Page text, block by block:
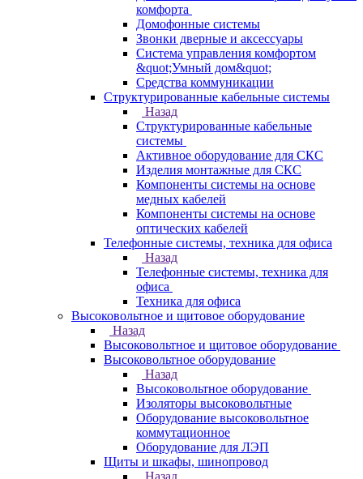
комфорта
Домофонные системы
Звонки дверные и аксессуары
Система управления комфортом
&quot;Умный дом&quot;
Средства коммуникации
Структурированные кабельные системы
Назад
Структурированные кабельные
системы
Активное оборудование для СКС
Изделия монтажные для СКС
Компоненты системы на основе
медных кабелей
Компоненты системы на основе
оптических кабелей
Телефонные системы, техника для офиса
Назад
Телефонные системы, техника для
офиса
Техника для офиса
Высоковольтное и щитовое оборудование
Назад
Высоковольтное и щитовое оборудование
Высоковольтное оборудование
Назад
Высоковольтное оборудование
Изоляторы высоковольтные
Оборудование высоковольтное
коммутационное
Оборудование для ЛЭП
Щиты и шкафы, шинопровод
Назад